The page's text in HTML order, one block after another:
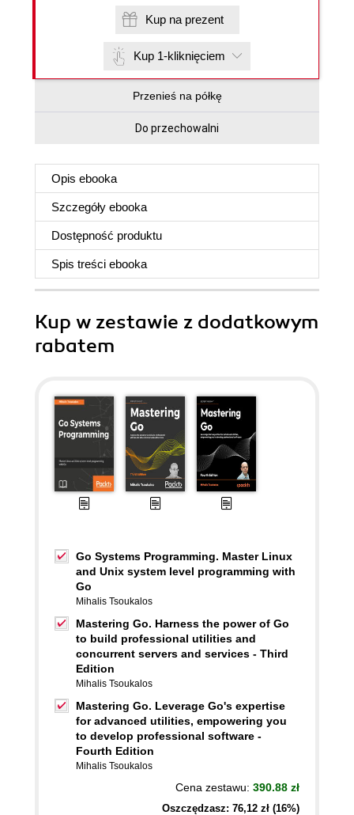
Kup na prezent
Kup 1-kliknięciem
Przenieś na półkę
Do przechowalni
Opis ebooka
Szczegóły ebooka
Dostępność produktu
Spis treści ebooka
Kup w zestawie z dodatkowym
rabatem
Go Systems Programming. Master Linux
and Unix system level programming with
Go
Mihalis Tsoukalos
Mastering Go. Harness the power of Go
to build professional utilities and
concurrent servers and services - Third
Edition
Mihalis Tsoukalos
Mastering Go. Leverage Go's expertise
for advanced utilities, empowering you
to develop professional software -
Fourth Edition
Mihalis Tsoukalos
Cena zestawu: 390.88 zł
Oszczędzasz: 76,12 zł (16%)